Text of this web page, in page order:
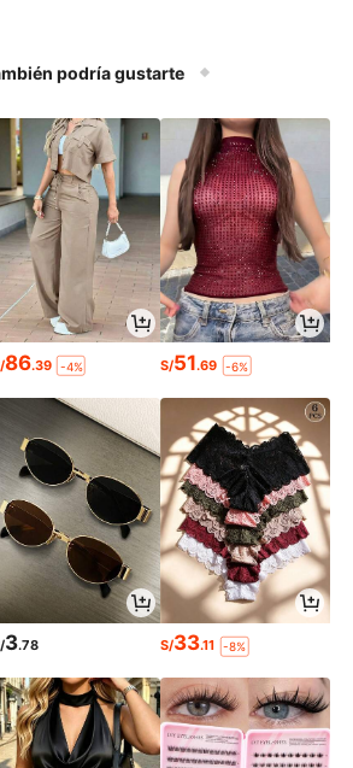
podría gustarte
86.39 -4% S/51.69 -6%
3.78 S/33.11 -8%